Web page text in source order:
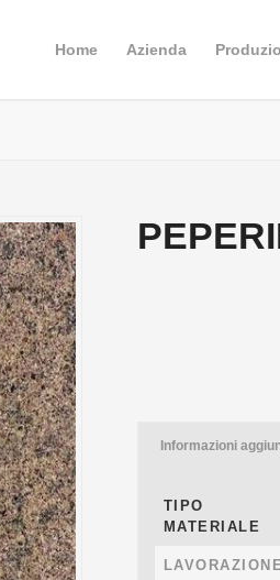
Home Azienda
Informazioni
TIPO
MATERIALE
LAVORAZIONE